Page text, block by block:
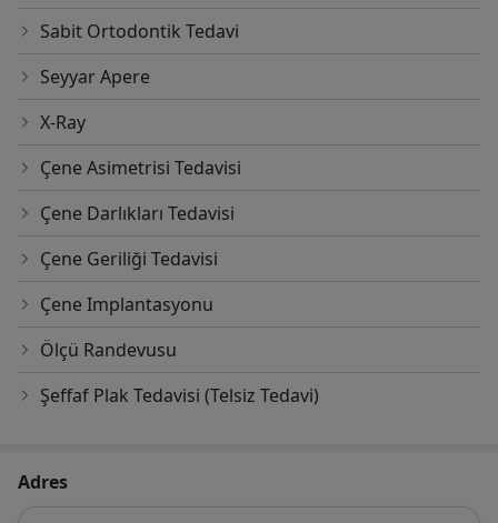
Sabit Ortodontik Tedavi
Seyyar Apere
X-Ray
Çene Asimetrisi Tedavisi
Çene Darlıkları Tedavisi
Çene Geriliği Tedavisi
Çene Implantasyonu
Ölçü Randevusu
Şeffaf Plak Tedavisi (Telsiz Tedavi)
Adres